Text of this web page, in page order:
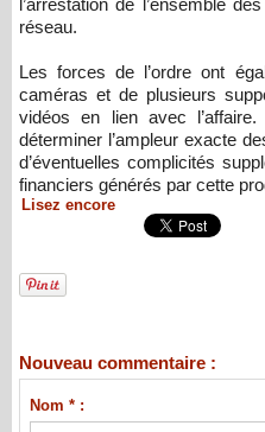
réseau.
Les forces de l’ordre ont
caméras et de plusieurs
vidéos en lien avec
déterminer l’ampleur exacte
d’éventuelles complicités
financiers générés par cette
Lisez encore
Nouveau commentaire :
Nom * :